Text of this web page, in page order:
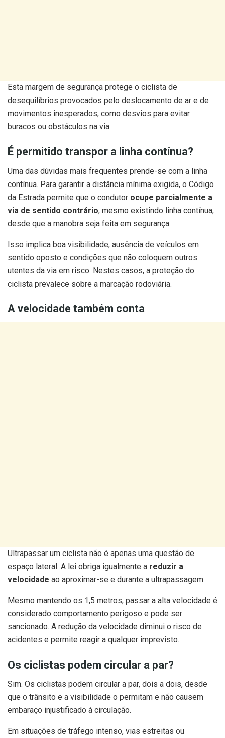
Esta margem de segurança protege o ciclista de
desequilíbrios provocados pelo deslocamento de ar e de
movimentos inesperados, como desvios para evitar
buracos ou obstáculos na via.
É permitido transpor a linha contínua?
Uma das dúvidas mais frequentes prende-se com a linha
contínua. Para garantir a distância mínima exigida, o Código
da Estrada permite que o condutor ocupe parcialmente a
via de sentido contrário, mesmo existindo linha contínua,
desde que a manobra seja feita em segurança.
Isso implica boa visibilidade, ausência de veículos em
sentido oposto e condições que não coloquem outros
utentes da via em risco. Nestes casos, a proteção do
ciclista prevalece sobre a marcação rodoviária.
A velocidade também conta
Ultrapassar um ciclista não é apenas uma questão de
espaço lateral. A lei obriga igualmente a reduzir a
velocidade ao aproximar-se e durante a ultrapassagem.
Mesmo mantendo os 1,5 metros, passar a alta velocidade é
considerado comportamento perigoso e pode ser
sancionado. A redução da velocidade diminui o risco de
acidentes e permite reagir a qualquer imprevisto.
Os ciclistas podem circular a par?
Sim. Os ciclistas podem circular a par, dois a dois, desde
que o trânsito e a visibilidade o permitam e não causem
embaraço injustificado à circulação.
Em situações de tráfego intenso, vias estreitas ou